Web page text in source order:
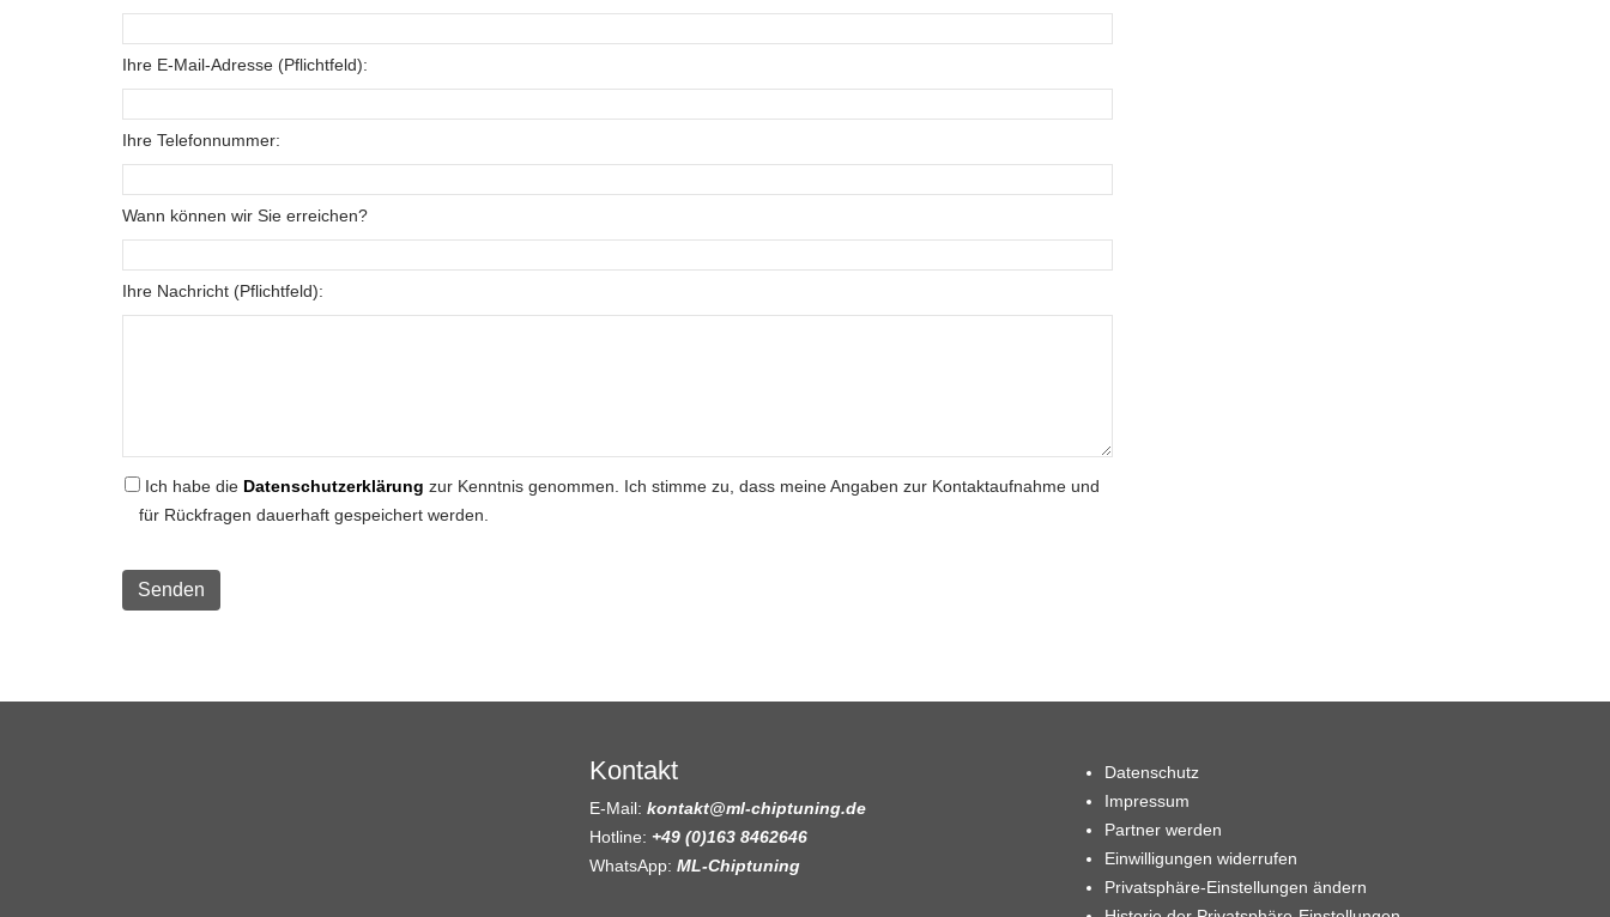
Ihre E-Mail-Adresse (Pflichtfeld):
Ihre Telefonnummer:
Wann können wir Sie erreichen?
Ihre Nachricht (Pflichtfeld):
Ich habe die Datenschutzerklärung zur Kenntnis genommen. Ich stimme zu, dass meine Angaben zur Kontaktaufnahme und
für Rückfragen dauerhaft gespeichert werden.
Kontakt
E-Mail: kontakt@ml-chiptuning.de
Hotline: +49 (0)163 8462646
WhatsApp: ML-Chiptuning
Datenschutz
Impressum
Partner werden
Einwilligungen widerrufen
Privatsphäre-Einstellungen ändern